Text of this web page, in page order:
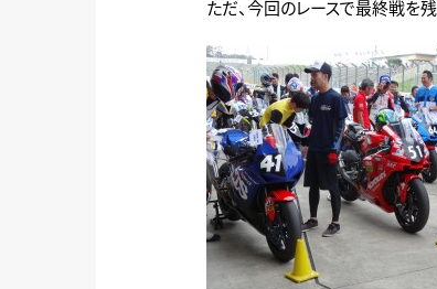
ただ、今回のレースで最終戦を